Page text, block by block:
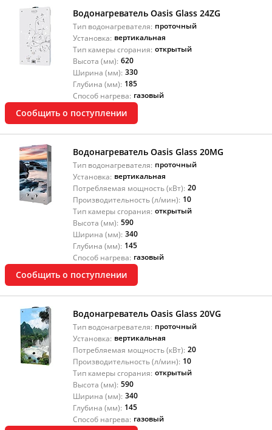
Водонагреватель Oasis Glass 24ZG
Тип водонагревателя: проточный
Установка: вертикальная
Тип камеры сгорания: открытый
Высота (мм): 620
Ширина (мм): 330
Глубина (мм): 185
Способ нагрева: газовый
Сообщить о поступлении
Водонагреватель Oasis Glass 20МG
Тип водонагревателя: проточный
Установка: вертикальная
Потребляемая мощность (кВт): 20
Производительность (л/мин): 10
Тип камеры сгорания: открытый
Высота (мм): 590
Ширина (мм): 340
Глубина (мм): 145
Способ нагрева: газовый
Сообщить о поступлении
Водонагреватель Oasis Glass 20VG
Тип водонагревателя: проточный
Установка: вертикальная
Потребляемая мощность (кВт): 20
Производительность (л/мин): 10
Тип камеры сгорания: открытый
Высота (мм): 590
Ширина (мм): 340
Глубина (мм): 145
Способ нагрева: газовый